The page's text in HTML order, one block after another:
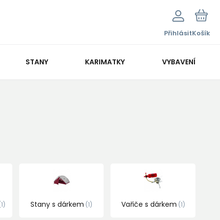
PřihlásitKošík
STANY KARIMATKY VYBAVENÍ
1 Stany s dárkem 1 Vařiče s dárkem 1